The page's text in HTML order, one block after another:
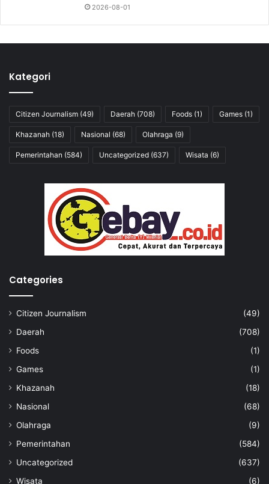
2026-08-01
Kategori
Citizen Journalism (49) Daerah (708) Foods (1) Games (1)
Khazanah (18) Nasional (68) Olahraga (9)
Pemerintahan (584) Uncategorized (637) Wisata (6)
Categories
Citizen Journalism
(49)
Daerah
(708)
Foods
(1)
Games
(1)
Khazanah
(18)
Nasional
(68)
Olahraga
(9)
Pemerintahan
(584)
Uncategorized
(637)
Wisata
(6)